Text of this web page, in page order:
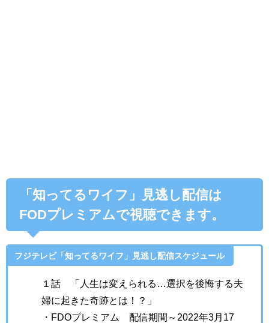
「知ってるワイフ」見逃し配信は
FODプレミアムで視聴できます。
フジテレビ「知ってるワイフ」見逃し配信スケジュール
１話 「人生は変えられる…選択を後悔する夫
婦に起きた奇跡とは！？」
・FDOプレミアム 配信期間～2022年3月17